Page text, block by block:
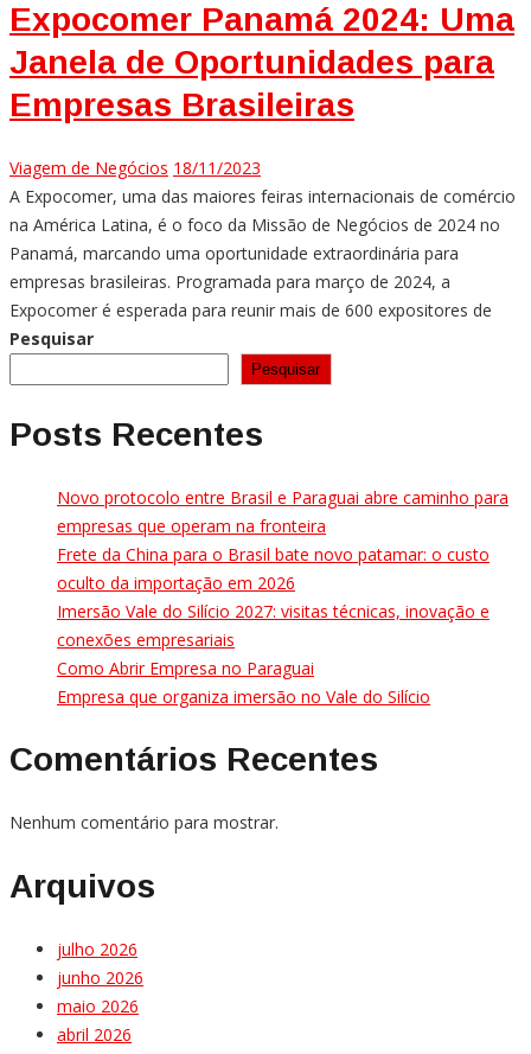
Expocomer Panamá 2024: Uma
Janela de Oportunidades para
Empresas Brasileiras
Viagem de Negócios 18/11/2023
A Expocomer, uma das maiores feiras internacionais de comércio
na América Latina, é o foco da Missão de Negócios de 2024 no
Panamá, marcando uma oportunidade extraordinária para
empresas brasileiras. Programada para março de 2024, a
Expocomer é esperada para reunir mais de 600 expositores de
Pesquisar
Pesquisar
Posts Recentes
Novo protocolo entre Brasil e Paraguai abre caminho para
empresas que operam na fronteira
Frete da China para o Brasil bate novo patamar: o custo
oculto da importação em 2026
Imersão Vale do Silício 2027: visitas técnicas, inovação e
conexões empresariais
Como Abrir Empresa no Paraguai
Empresa que organiza imersão no Vale do Silício
Comentários Recentes
Nenhum comentário para mostrar.
Arquivos
julho 2026
junho 2026
maio 2026
abril 2026